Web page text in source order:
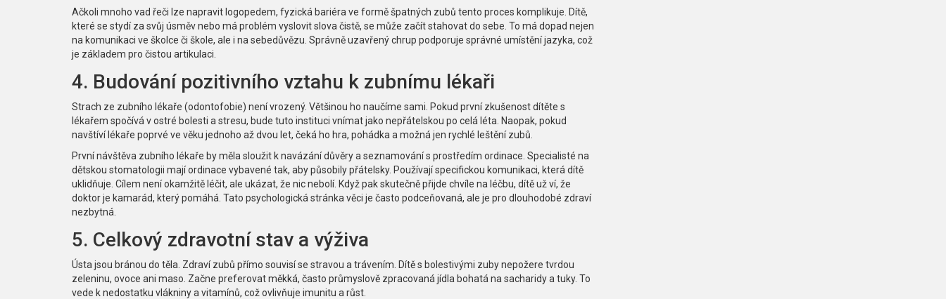
Ačkoli mnoho vad řeči lze napravit logopedem, fyzická bariéra ve formě špatných zubů tento proces komplikuje. Dítě,
které se stydí za svůj úsměv nebo má problém vyslovit slova čistě, se může začít stahovat do sebe. To má dopad nejen
na komunikaci ve školce či škole, ale i na sebedůvězu. Správně uzavřený chrup podporuje správné umístění jazyka, což
je základem pro čistou artikulaci.
4. Budování pozitivního vztahu k zubnímu lékaři
Strach ze zubního lékaře (odontofobie) není vrozený. Většinou ho naučíme sami. Pokud první zkušenost dítěte s
lékařem spočívá v ostré bolesti a stresu, bude tuto instituci vnímat jako nepřátelskou po celá léta. Naopak, pokud
navštíví lékaře poprvé ve věku jednoho až dvou let, čeká ho hra, pohádka a možná jen rychlé leštění zubů.
První návštěva zubního lékaře by měla sloužit knavázání důvěry a seznamování s prostředím ordinace Specialisté na
dětskou stomatologii mají ordinace vybavené tak, aby působily přátelsky. Používají specifickou komunikaci, která dítě
uklidňuje. Cílem není okamžitě léčit, ale ukázat, že nic nebolí. Když pak skutečně přijde chvíle na léčbu, dítě už ví, že
doktor je kamarád, který pomáhá. Tato psychologická stránka věci je často podceňovaná, ale je pro dlouhodobé zdraví
nezbytná.
5. Celkový zdravotní stav a výživa
Ústa jsou bránou do těla. Zdraví zubů přímo souvisí se stravou a trávením. Dítě s bolestivými zuby nepožere tvrdou
zeleninu, ovoce ani maso. Začne preferovat měkká, často průmyslově zpracovaná jídla bohatá na sacharidy a tuky. To
vede k nedostatku vlákniny a vitamínů, což ovlivňuje imunitu a růst.